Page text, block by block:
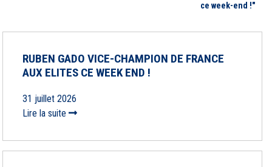
ce week-end !"
RUBEN GADO VICE-CHAMPION DE FRANCE
AUX ELITES CE WEEK END !
31 juillet 2026
Lire la suite